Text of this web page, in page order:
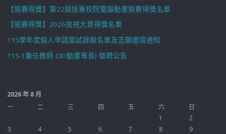
【競賽得獎】第22屆技專校院電腦動畫競賽得獎名單
【競賽得獎】2026放視大賞得獎名單
115學年度個人申請面試錄取名單及志願選填通知
115-1兼任教師 (3D動畫專長) 徵聘公告
2026 年 8 月
一
二 三 四 五 六
日
1
2
3
4 5 6 7 8 9